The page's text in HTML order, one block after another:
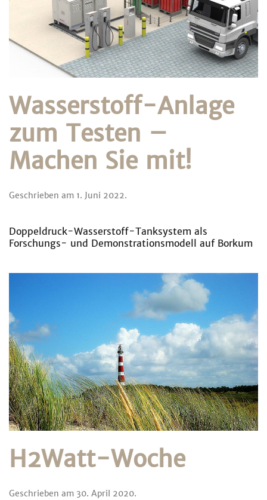
Wasserstoff-Anlage
zum Testen –
Machen Sie mit!
Geschrieben am 1. Juni 2022.
Doppeldruck-Wasserstoff-Tanksystem als
Forschungs- und Demonstrationsmodell auf Borkum
H2Watt-Woche
Geschrieben am 30. April 2020.